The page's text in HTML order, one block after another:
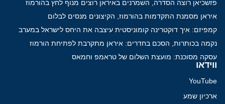
פזשכיאן רוצה הסדרה, השמרנים באיראן רוצים מנוף לחץ בהורמוז
איראן מסמנת התקדמות בהורמוז, הקיצונים מנסים לבלום
קמפיזם: איך דוקטרינה קומוניסטית עיצבה את היחס לישראל במערב
נקמה בכותרות, הסכם בחדרים: איראן מתקרבת לפתיחת הורמוז
עסקה מסוכנת: מועצת השלום של טראמפ וחמאס
ווידאו
YouTube
ארכיון שמע